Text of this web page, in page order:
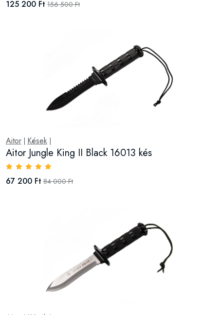
125 200 Ft 156 500 Ft
Aitor | Kések |
Aitor Jungle King II Black 16013 kés
67 200 Ft 84 000 Ft